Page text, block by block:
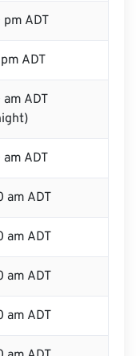
pm ADT
ADT
ADT
am ADT
am ADT
am ADT
am ADT
am ADT